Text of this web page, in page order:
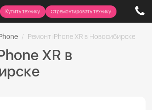
Купить технику Отремонтировать технику
Ремонт iPhone XR в Новосибирске
XR в